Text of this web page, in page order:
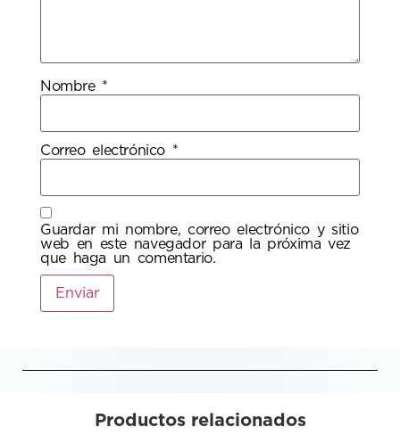
Nombre *
Correo electrónico *
Guardar mi nombre, correo electrónico y sitio
web en este navegador para la próxima vez
que haga un comentario.
Productos relacionados